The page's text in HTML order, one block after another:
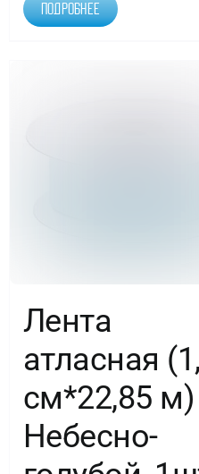
Подробнее
Лента
атласная
см*22,85 м)
Небесно-